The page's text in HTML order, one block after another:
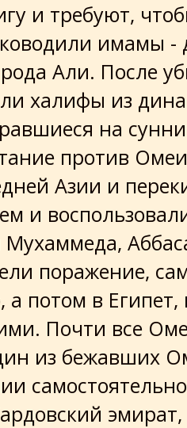
и требуют,
имамы -
Али. После
халифы из
на
против
Азии и
и
поражение,
потом в Египет,
Почти все
из бежавших